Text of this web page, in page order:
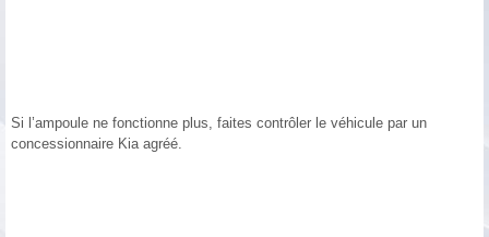
Si l’ampoule ne fonctionne plus, faites contrôler le véhicule par un
concessionnaire Kia agréé.